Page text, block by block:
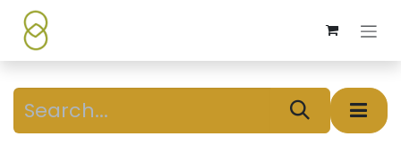
Skip to Content